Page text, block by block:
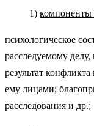
1) компоненты
психологическое
расследуемому делу,
результат
ему лицами;
расследования и др.;